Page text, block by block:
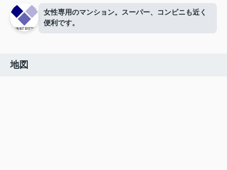
女性専用のマンション。スーパー、コンビニも近く
便利です。
地図